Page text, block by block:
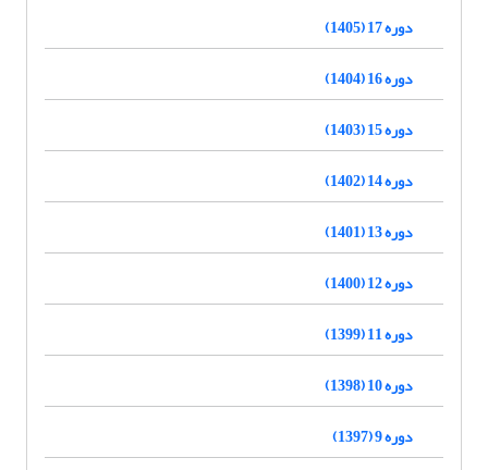
دوره 17 (1405)
دوره 16 (1404)
دوره 15 (1403)
دوره 14 (1402)
دوره 13 (1401)
دوره 12 (1400)
دوره 11 (1399)
دوره 10 (1398)
دوره 9 (1397)